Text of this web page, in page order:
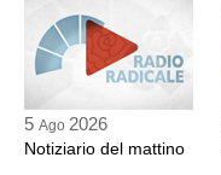
5 Ago 2026
Notiziario del mattino